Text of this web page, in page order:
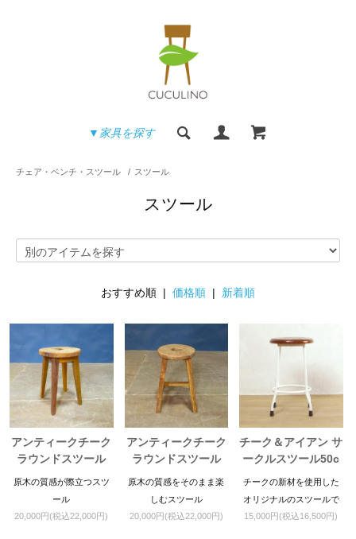
▼家具を探す
チェア・ベンチ・スツール / スツール
スツール
おすすめ順 | 価格順 | 新着順
アンティークチーク
ラウンドスツール
原木の質感が際立つスツ
ール
20,000円(税込22,000円)
アンティークチーク
ラウンドスツール
原木の質感をそのまま楽
しむスツール
20,000円(税込22,000円)
チーク＆アイアン サ
ークルスツール50c
m ブラウン＆ホワイ
チークの新材を使用した
オリジナルのスツールで
す。接地面にはラバーキ
15,000円(税込16,500円)